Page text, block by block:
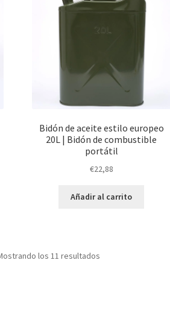
Bidón de aceite estilo europeo
20L | Bidón de combustible
portátil
€22,88
Añadir al carrito
los 11 resultados